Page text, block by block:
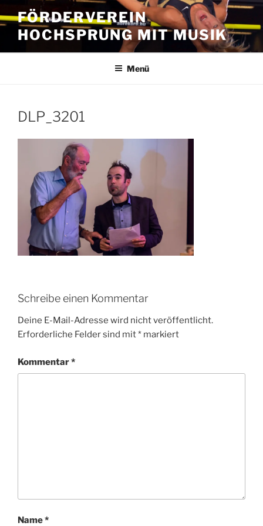
Inhalt
springen
FÖRDERVEREIN
HOCHSPRUNG MIT MUSIK
Menü
DLP_3201
Schreibe einen Kommentar
Deine E-Mail-Adresse wird nicht veröffentlicht.
Erforderliche Felder sind mit* markiert
Kommentar*
Name*